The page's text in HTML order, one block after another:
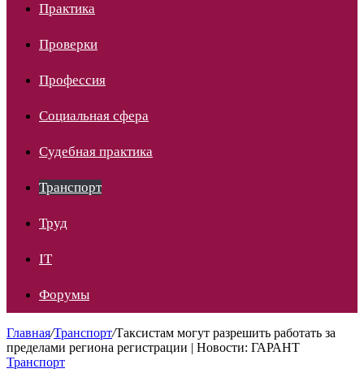
Практика
Проверки
Профессия
Социальная сфера
Судебная практика
Транспорт
Труд
IT
Форумы
Главная/Транспорт/Таксистам могут разрешить работать за
пределами региона регистрации | Новости: ГАРАНТ
Транспорт